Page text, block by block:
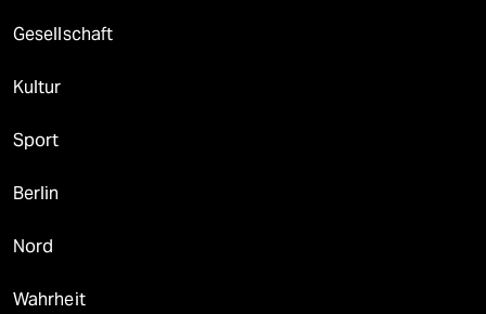
Gesellschaft
Kultur
Sport
Berlin
Nord
Wahrheit